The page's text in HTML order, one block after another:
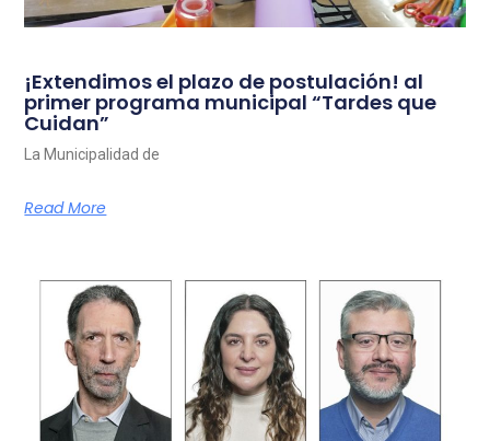
¡Extendimos el plazo de postulación! al
primer programa municipal “Tardes que
Cuidan”
La Municipalidad de
Read More